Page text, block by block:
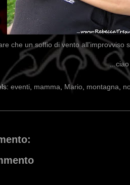
che un soffio di vento all'improvviso
eventi, mamma, Mario, montagna,